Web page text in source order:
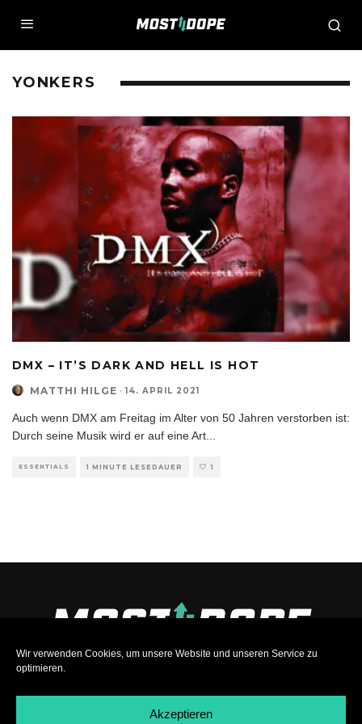
Wir verwenden Cookies, um unsere Website und unseren Service zu
optimieren.
Akzeptieren
YONKERS
DMX – IT’S DARK AND HELL IS HOT
MATTHI HILGE · 14. APRIL 2021
Auch wenn DMX am Freitag im Alter von 50 Jahren verstorben ist:
Durch seine Musik wird er auf eine Art
ESSENTIALS 1 MINUTE LESEDAUER 1